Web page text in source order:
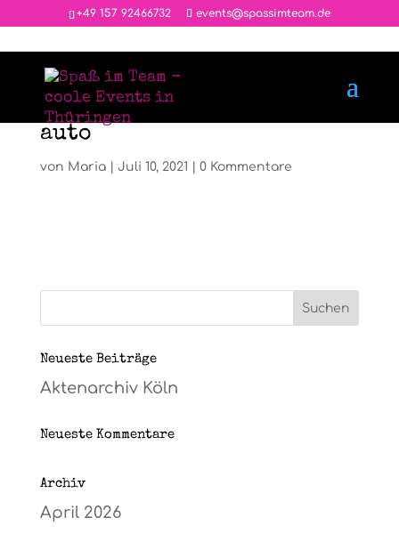
‭+49 157 92466732 events@spassimteam.de
auto
von Maria| Juli 10, 2021 0 Kommentare
Neueste Beiträge
Aktenarchiv Köln
Neueste Kommentare
Archiv
April 2026